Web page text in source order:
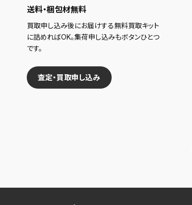
送料・梱包材無料
買取申し込み後にお届けする無料買取キット
に詰めればOK。集荷申し込みもボタンひとつ
です。
査定・買取申し込み